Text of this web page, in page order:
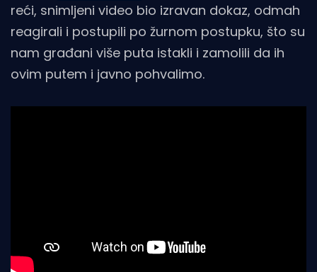
reći, snimljeni video bio izravan dokaz, odmah
reagirali i postupili po žurnom postupku, što su
nam građani više puta istakli i zamolili da ih
ovim putem i javno pohvalimo.